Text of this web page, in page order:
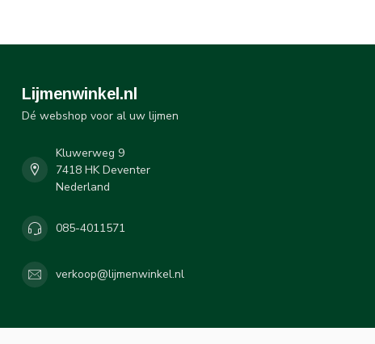
Lijmenwinkel.nl
Dé webshop voor al uw lijmen
Kluwerweg 9
7418 HK Deventer
Nederland
085-4011571
verkoop@lijmenwinkel.nl